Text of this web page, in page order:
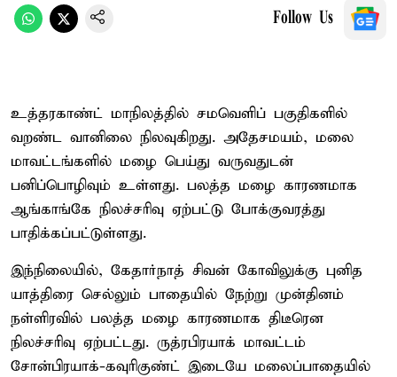
Follow Us
உத்தரகாண்ட் மாநிலத்தில் சமவெளிப் பகுதிகளில்
வறண்ட வானிலை நிலவுகிறது. அதேசமயம், மலை
மாவட்டங்களில் மழை பெய்து வருவதுடன்
பனிப்பொழிவும் உள்ளது. பலத்த மழை காரணமாக
ஆங்காங்கே நிலச்சரிவு ஏற்பட்டு போக்குவரத்து
பாதிக்கப்பட்டுள்ளது.
இந்நிலையில், கேதார்நாத் சிவன் கோவிலுக்கு புனித
யாத்திரை செல்லும் பாதையில் நேற்று முன்தினம்
நள்ளிரவில் பலத்த மழை காரணமாக திடீரென
நிலச்சரிவு ஏற்பட்டது. ருத்ரபிரயாக் மாவட்டம்
சோன்பிரயாக்-கவுரிகுண்ட் இடையே மலைப்பாதையில்